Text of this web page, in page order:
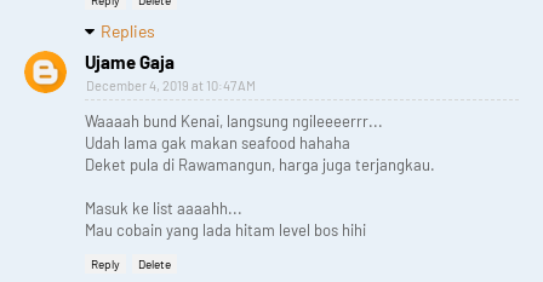
Replies
Ujame Gaja
December 4, 2019 at 10:47 AM
Waaaah bund Kenai, langsung ngileeeerrr...
Udah lama gak makan seafood hahaha
Deket pula di Rawamangun, harga juga terjangkau.
Masuk ke list aaaahh...
Mau cobain yang lada hitam level bos hihi
Reply Delete